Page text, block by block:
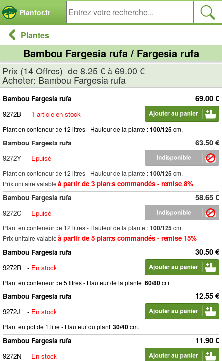
Planfor.fr
Plantes
Bambou Fargesia rufa / Fargesia rufa
Prix (14 Offres) de 8.25 € à 69.00 €
Acheter: Bambou Fargesia rufa
69.00 €
Bambou Fargesia rufa
9272B
- 1 article en stock
Plant en conteneur de 12 litres - Hauteur de la plante :100/125cm.
63.50 €
Bambou Fargesia rufa
9272Y
- Epuisé
Plant en conteneur de 12 litres - Hauteur de la plante :100/125cm.
Prix unitaire valable à partir de 3 plants commandés - remise 8%
58.65 €
Bambou Fargesia rufa
9272C
- Epuisé
Plant en conteneur de 12 litres - Hauteur de la plante :100/125cm.
Prix unitaire valable à partir de 5 plants commandés - remise 15%
30.50 €
Bambou Fargesia rufa
9272R
- En stock
Plant en conteneur de 5 litres - Hauteur de la plante :60/80cm
12.55 €
Bambou Fargesia rufa
9272J
- En stock
Plant en pot de 1 litre - Hauteur du plant:30/40cm.
11.90 €
Bambou Fargesia rufa
9272N
- En stock
Panneau de gestion des cookies